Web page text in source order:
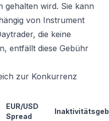
gehalten wird. Sie kann
von Instrument
die keine
entfällt diese Gebühr
zur Konkurrenz
EUR/USD
Spread